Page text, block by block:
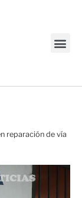
reparación de vía